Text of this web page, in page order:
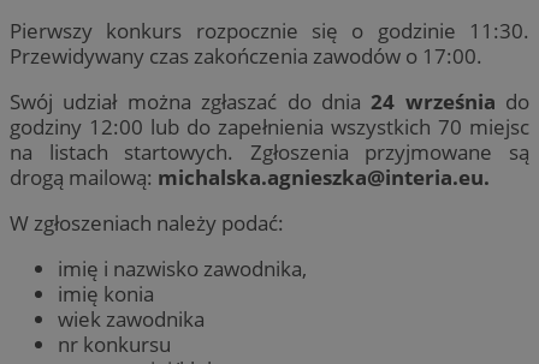
Pierwszy konkurs rozpocznie się o godzinie 11:30.
Przewidywany czas zakończenia zawodów o 17:00.
Swój udział można zgłaszać do dnia24 września do
godziny 12:00 lub do zapełnienia wszystkich 70 miejsc
na listach startowych. Zgłoszenia przyjmowane są
drogą mailową: michalska.agnieszka@interia.eu.
W zgłoszeniach należy podać:
imię i nazwisko zawodnika,
imię konia
wiek zawodnika
nr konkursu